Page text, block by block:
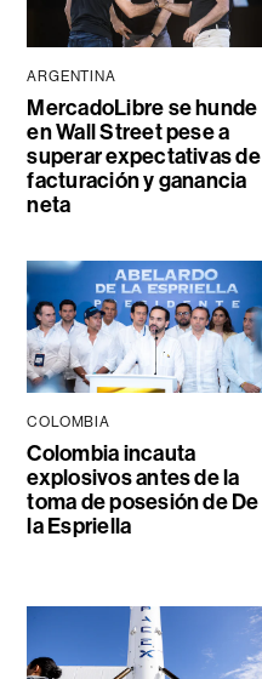
ARGENTINA
MercadoLibre se hunde
en Wall Street pese a
superar expectativas de
facturación y ganancia
neta
COLOMBIA
Colombia incauta
explosivos antes de la
toma de posesión de De
la Espriella